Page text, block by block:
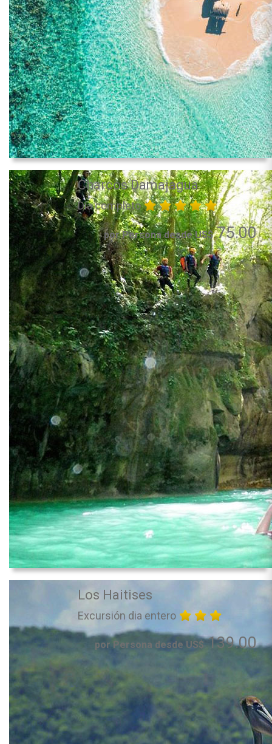
Charcos Damajagua
Día completo
por Persona desde US$75.00
Los Haitises
Excursión dia entero
por Persona desde US$139.00